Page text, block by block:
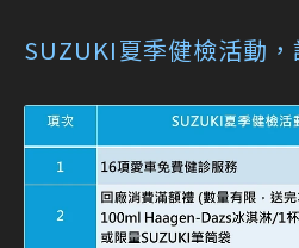
SUZUKI夏季健檢活動，